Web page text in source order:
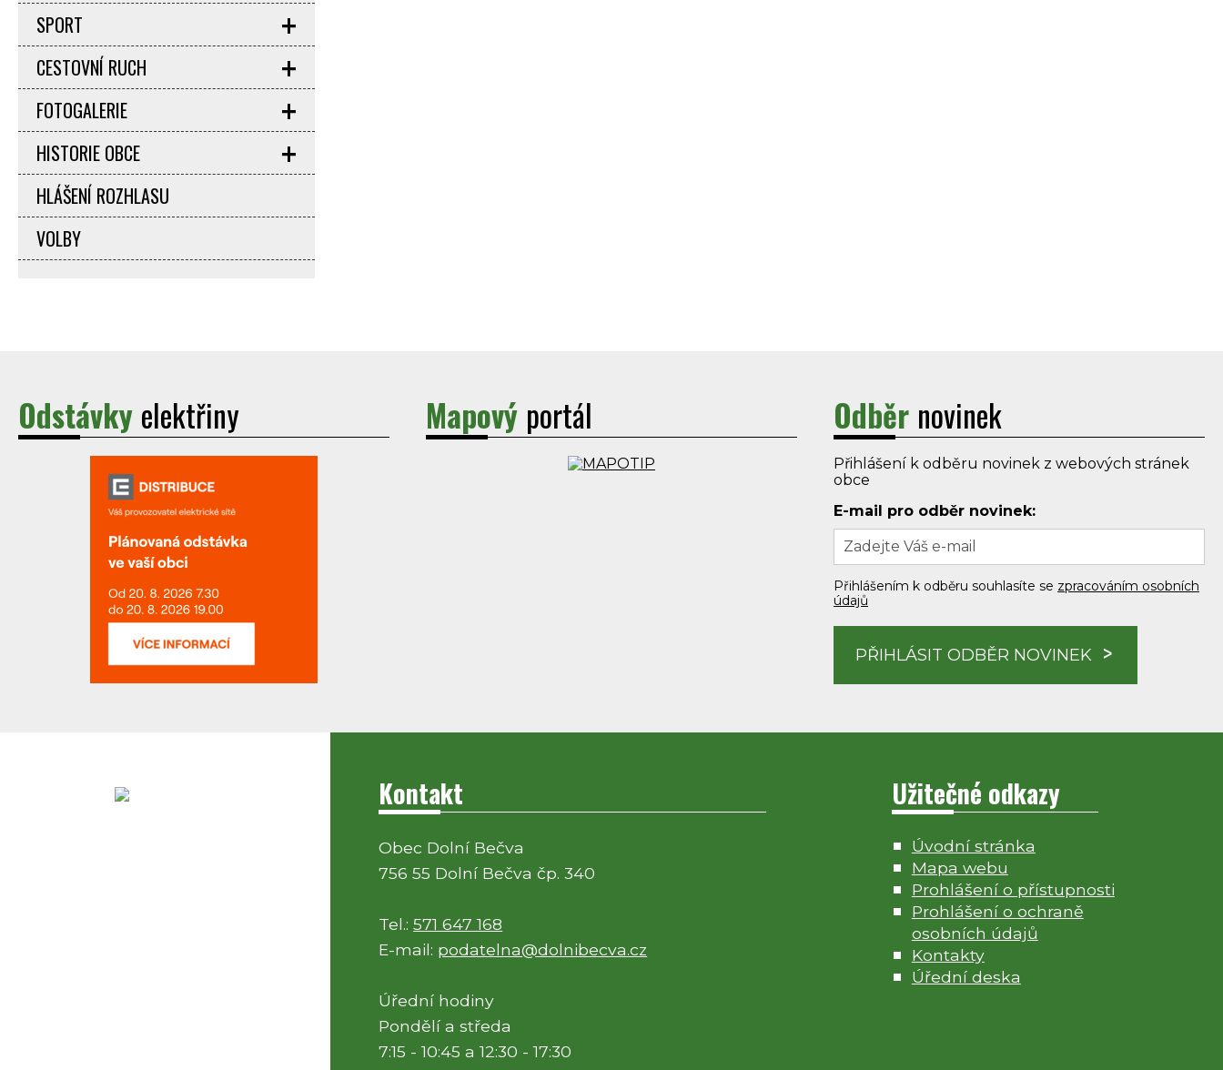
SPORT
CESTOVNÍ RUCH
FOTOGALERIE
HISTORIE OBCE
HLÁŠENÍ ROZHLASU
VOLBY
Odstávky elektřiny Mapový portál Odběr novinek
Přihlášení k odběru novinek z webových stránek
obce
E-mail pro odběr novinek:
Přihlášením k odběru souhlasíte se zpracováním osobních
údajů
PŘIHLÁSIT ODBĚR NOVINEK
Kontakt
Obec Dolní Bečva
756 55 Dolní Bečva čp. 340
Tel.:571 647 168
E-mail: podatelna@dolnibecva.cz
Úřední hodiny
Pondělí a středa
7:15 - 10:45 a 12:30 - 17:30
Užitečné odkazy
Úvodní stránka
Mapa webu
Prohlášení o přístupnosti
Prohlášení o ochraně
osobních údajů
Kontakty
Úřední deska